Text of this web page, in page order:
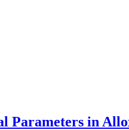
Parameters in